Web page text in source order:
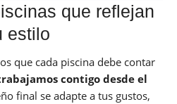
que reflejan
estilo
que cada piscina debe contar
contigo desde el
final se adapte a tus gustos,